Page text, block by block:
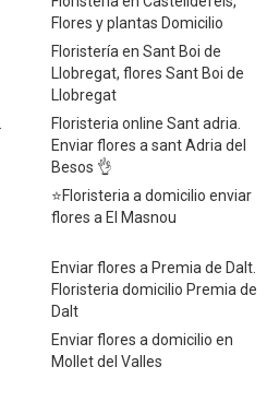
Flores y plantas Domicilio
Floristería en Sant Boi de
Llobregat, flores Sant Boi de
Llobregat
Floristeria online Sant adria.
Enviar flores a sant Adria del
Besos 👌
⭐Floristeria a domicilio enviar
flores a El Masnou
Enviar flores a Premia de Dalt.
Floristeria domicilio Premia de
Dalt
Enviar flores a domicilio en
Mollet del Valles